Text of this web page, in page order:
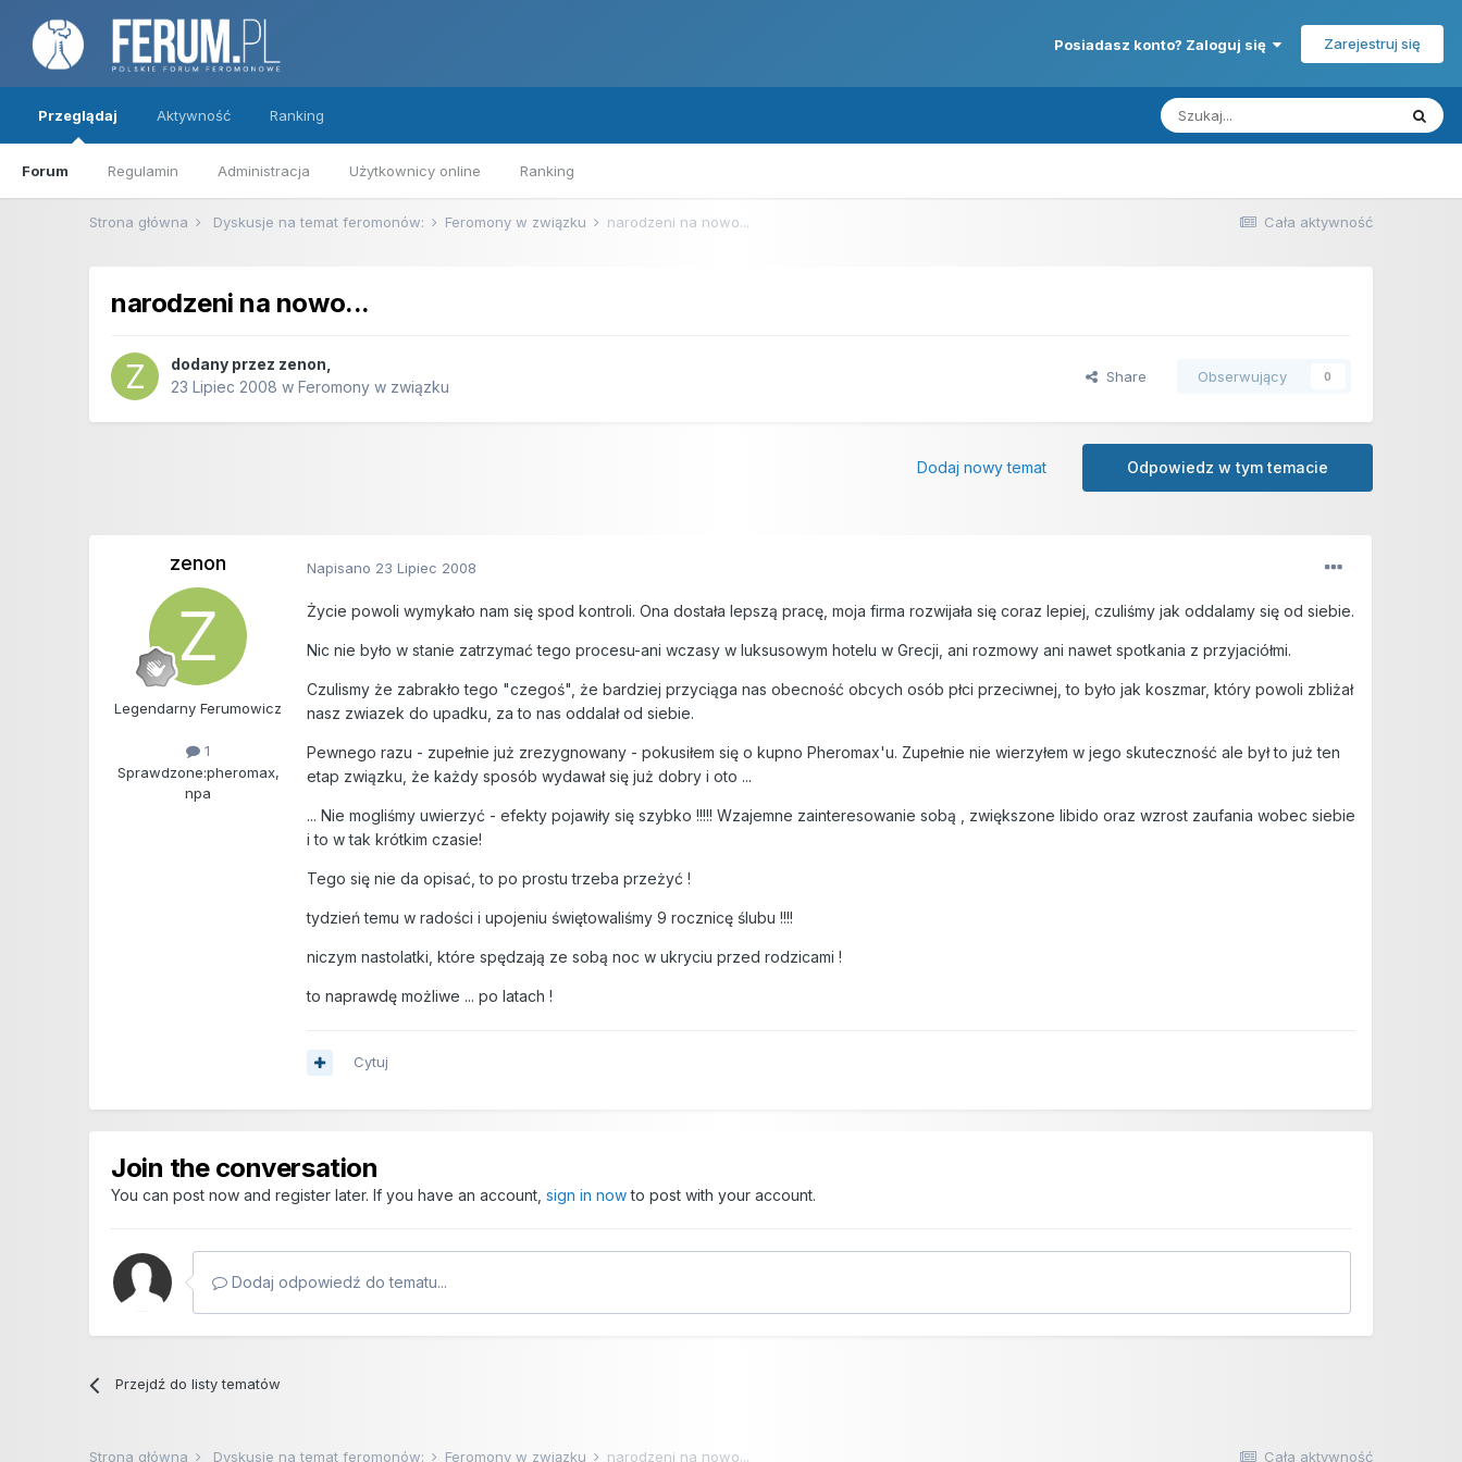
Posiadasz konto? Zaloguj się Zarejestruj się
Przeglądaj
Forum Regulamin Administracja Użytkownicy online Ranking
Aktywność Ranking
Cała aktywność
Strona główna Dyskusje na temat feromonów: Feromony w związku narodzeni na nowo...
narodzeni na nowo...
dodany przez zenon
23 Lipiec 2008 wFeromony w związku
Share Obserwujący 0
Odpowiedz w tym temacie
Dodaj nowy temat
zenon
Legendarny Ferumowicz
1
Sprawdzone:pheromax,
npa
Napisano 23 Lipiec 2008
Życie powoli wymykało nam się spod kontroli. Ona dostała lepszą pracę, moja firma rozwijała się coraz lepiej, czuliśmy jak oddalamy się od siebie.
Nic nie było w stanie zatrzymać tego procesu-ani wczasy w luksusowym hotelu w Grecji, ani rozmowy ani nawet spotkania z przyjaciółmi.
Czulismy że zabrakło tego "czegoś", że bardziej przyciąga nas obecność obcych osób płci przeciwnej, to było jak koszmar, który powoli zbliżał
nasz zwiazek do upadku, za to nas oddalał od siebie.
Pewnego razu - zupełnie już zrezygnowany - pokusiłem się o kupno Pheromax'u. Zupełnie nie wierzyłem w jego skuteczność ale był to już ten
etap związku, że każdy sposób wydawał się już dobry i oto ...
... Nie mogliśmy uwierzyć - efekty pojawiły się szybko !!!!! Wzajemne zainteresowanie sobą , zwiększone libido oraz wzrost zaufania wobec siebie
i to w tak krótkim czasie!
Tego się nie da opisać, to po prostu trzeba przeżyć !
tydzień temu w radości i upojeniu świętowaliśmy 9 rocznicę ślubu !!!!
niczym nastolatki, które spędzają ze sobą noc w ukryciu przed rodzicami !
to naprawdę możliwe ... po latach !
Cytuj
Join the conversation
You can post now and register later. If you have an account,sign in nowto post with your account.
Dodaj odpowiedź do tematu...
Przejdź do listy tematów
Cała aktywność
Strona główna Dyskusje na temat feromonów: Feromony w związku narodzeni na nowo...